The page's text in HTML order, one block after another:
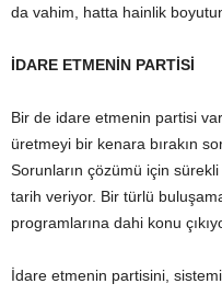
da vahim, hatta hainlik
İDARE ETMENİN PARTİSİ
Bir de idare etmenin partisi
üretmeyi bir kenara bırakın
Sorunların çözümü için
tarih veriyor. Bir türlü
programlarına dahi konu
İdare etmenin partisini,